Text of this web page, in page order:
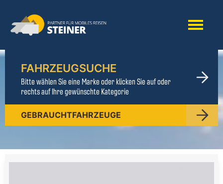
FAHRZEUGSUCHE
Bitte wählen Sie eine Marke oder klicken Sie auf oder
rechts auf Ihre gewünschte Kategorie
GEBRAUCHTFAHRZEUGE